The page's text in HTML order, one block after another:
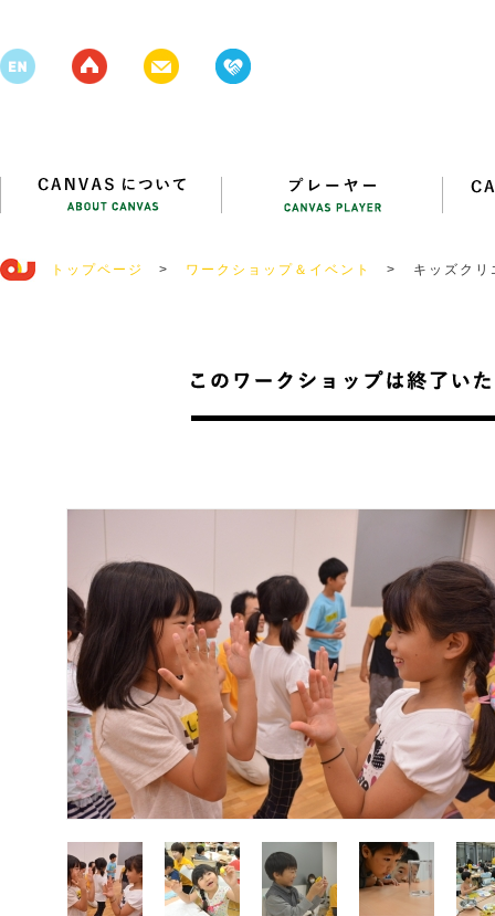
トップページ > ワークショップ＆イベント > キッズク